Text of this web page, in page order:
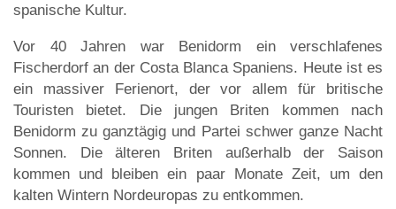
spanische Kultur.
Vor 40 Jahren war Benidorm ein verschlafenes
Fischerdorf an der Costa Blanca Spaniens. Heute ist es
ein massiver Ferienort, der vor allem für britische
Touristen bietet. Die jungen Briten kommen nach
Benidorm zu ganztägig und Partei schwer ganze Nacht
Sonnen. Die älteren Briten außerhalb der Saison
kommen und bleiben ein paar Monate Zeit, um den
kalten Wintern Nordeuropas zu entkommen.